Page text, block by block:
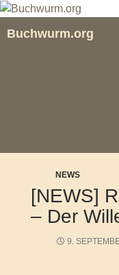
Zum
springen
Buchwurm.org
NEWS
[NEWS]
– Der
9.